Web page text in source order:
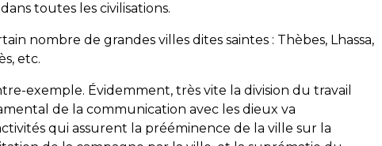
toutes les civilisations.
nombre de grandes villes dites saintes : Thèbes, Lhassa,
etc.
exemple. Évidemment, très vite la division du travail
de la communication avec les dieux va
qui assurent la prééminence de la ville sur la